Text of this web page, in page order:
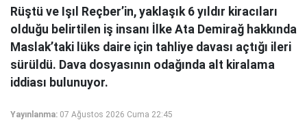
Rüştü ve Işıl Reçber’in, yaklaşık 6 yıldır kiracıları
olduğu belirtilen iş insanı İlke Ata Demirağ hakkında
Maslak’taki lüks daire için tahliye davası açtığı ileri
sürüldü. Dava dosyasının odağında alt kiralama
iddiası bulunuyor.
Yayınlanma: 07 Ağustos 2026 Cuma 22:45